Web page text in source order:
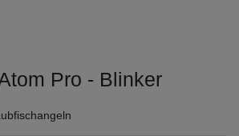
Pro - Blinker